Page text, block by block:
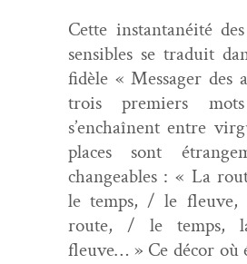
Cette instan­ta­néité
sen­si­bles se traduit
fidèle « Mes­sager des
trois pre­miers
s’enchaînent entre
places sont
change­ables : « La
le temps, / le fleuve,
route, / le temps,
fleuve… » Ce décor où